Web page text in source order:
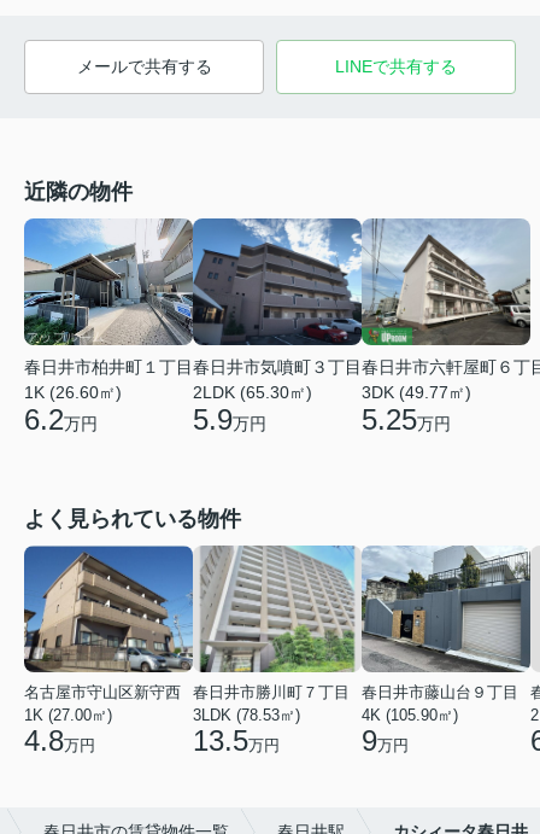
メールで共有する LINEで共有する
近隣の物件
春日井市柏井町１丁目
1K (26.60㎡)
6.2万円
春日井市気噴町３丁目
2LDK (65.30㎡)
5.9万円
春日井市六軒屋町６丁
3DK (49.77㎡)
5.25万円
よく見られている物件
名古屋市守山区新守西
1K (27.00㎡)
4.8万円
春日井市勝川町７丁目
3LDK (78.53㎡)
13.5万円
春日井市藤山台９丁目
4K (105.90㎡)
9万円